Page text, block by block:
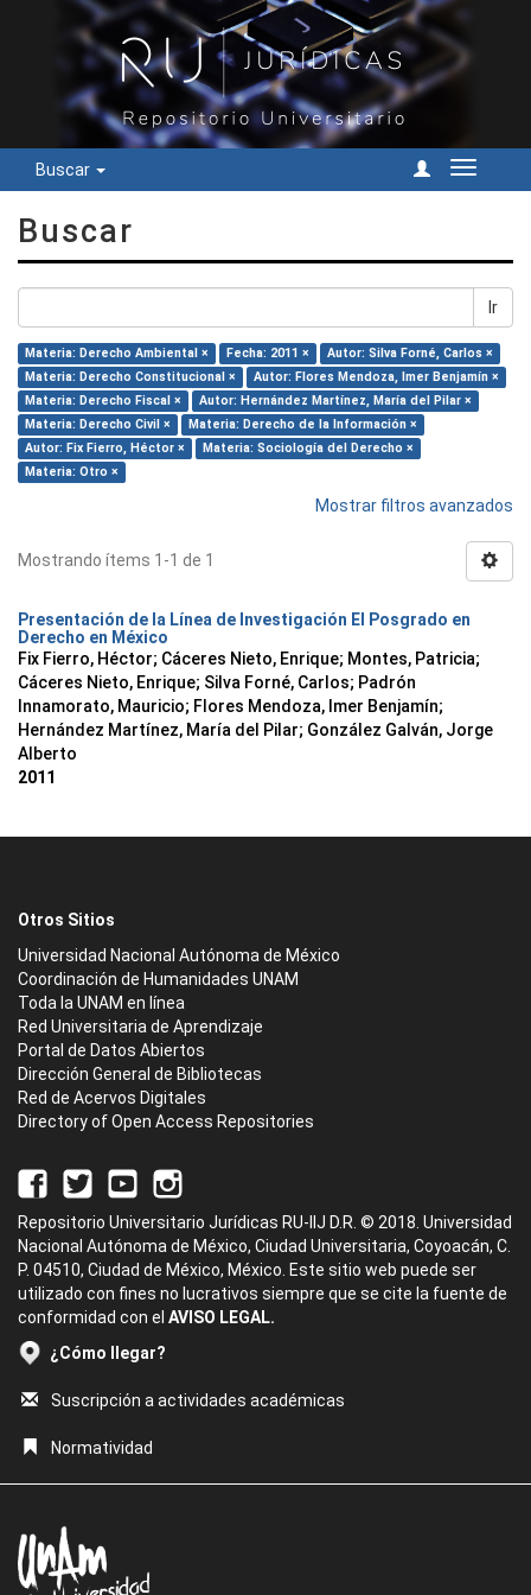
Buscar
Cambiar
Buscar
Ir
Materia: Derecho Ambiental × Fecha: 2011 ×
Autor: Silva Forné, Carlos ×
Materia: Derecho Constitucional ×
Autor: Flores Mendoza, Imer Benjamín ×
Materia: Derecho Fiscal ×
Autor: Hernández Martínez, María del Pilar ×
Materia: Derecho Civil ×
Materia: Derecho de la Información ×
Autor: Fix Fierro, Héctor ×
Materia: Sociología del Derecho ×
Materia: Otro ×
Mostrar filtros avanzados
Mostrando ítems 1-1 de 1
Presentación de la Línea de Investigación El Posgrado en
Derecho en México
Fix Fierro, Héctor; Cáceres Nieto, Enrique; Montes, Patricia;
Cáceres Nieto, Enrique; Silva Forné, Carlos; Padrón
Innamorato, Mauricio; Flores Mendoza, Imer Benjamín;
Hernández Martínez, María del Pilar; González Galván, Jorge
Alberto
2011
Otros Sitios
Universidad Nacional Autónoma de México
Coordinación de Humanidades UNAM
Toda la UNAM en línea
Red Universitaria de Aprendizaje
Portal de Datos Abiertos
Dirección General de Bibliotecas
Red de Acervos Digitales
Directory of Open Access Repositories
Repositorio Universitario Jurídicas RU-IIJ D.R. © 2018. Universidad
Nacional Autónoma de México, Ciudad Universitaria, Coyoacán, C.
P. 04510, Ciudad de México, México. Este sitio web puede ser
utilizado con fines no lucrativos siempre que se cite la fuente de
conformidad con el AVISO LEGAL.
¿Cómo llegar?
Suscripción a actividades académicas
Normatividad